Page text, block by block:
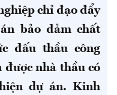
chỉ đạo đẩy
bảo đảm chất
đấu thầu công
nhà thầu có
dự án. Kinh